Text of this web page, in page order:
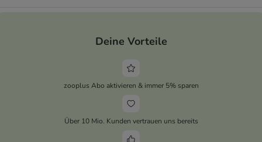
Deine Vorteile
zooplus Abo aktivieren & immer 5% sparen
Über 10 Mio. Kunden vertrauen uns bereits